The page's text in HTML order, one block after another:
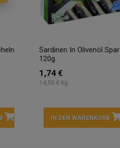
Sardinen In Olivenöl Spar
120g.
1,74 €
14,50 € Kg
IN DEN WARENKORB